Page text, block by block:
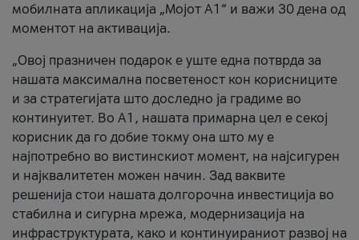
мобилната апликација „Мојот А1“ и важи 30 дена од
моментот на активација.
„Овој празничен подарок е уште една потврда за
нашата максимална посветеност кон корисниците
и за стратегијата што доследно ја градиме во
континуитет. Во А1, нашата примарна цел е секој
корисник да го добие токму она што му е
најпотребно во вистинскиот момент, на најсигурен
и најквалитетен можен начин. Зад ваквите
решенија стои нашата долгорочна инвестиција во
стабилна и сигурна мрежа, модернизација на
инфраструктурата, како и континуираниот развој на